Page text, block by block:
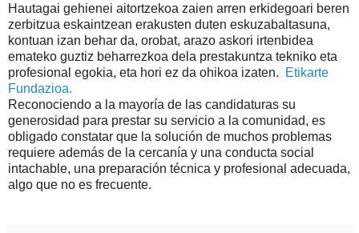
Hautagai gehienei aitortzekoa zaien arren erkidegoari beren
zerbitzua eskaintzean erakusten duten eskuzabaltasuna,
kontuan izan behar da, orobat, arazo askori irtenbidea
emateko guztiz beharrezkoa dela prestakuntza tekniko eta
profesional egokia, eta hori ez da ohikoa izaten.
Etikarte
Fundazioa.
Reconociendo a la mayoría de las candidaturas su
generosidad para prestar su servicio a la comunidad, es
obligado constatar que la solución de muchos problemas
requiere además de la cercanía y una conducta social
intachable, una preparación técnica y profesional adecuada,
algo que no es frecuente.